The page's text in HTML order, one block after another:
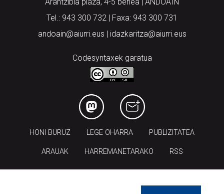
Tel.: 943 300 732 | Faxa: 943 300 731
andoain@aiurri.eus | idazkaritza@aiurri.eus
Codesyntaxek garatua
HONI BURUZ LEGE OHARRA PUBLIZITATEA
ARAUAK HARREMANETARAKO RSS